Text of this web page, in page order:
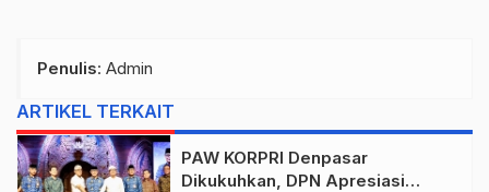
Penulis: Admin
ARTIKEL TERKAIT
PAW KORPRI Denpasar
Dikukuhkan, DPN Apresiasi